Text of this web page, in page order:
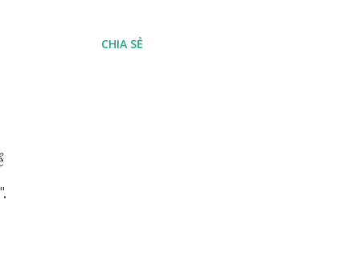
CHIA SẺ